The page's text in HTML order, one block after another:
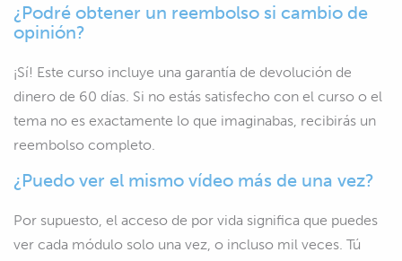
¿Podré obtener un reembolso si cambio de
opinión?
¡Sí! Este curso incluye una garantía de devolución de
dinero de 60 días. Si no estás satisfecho con el curso o el
tema no es exactamente lo que imaginabas, recibirás un
reembolso completo.
¿Puedo ver el mismo vídeo más de una vez?
Por supuesto, el acceso de por vida significa que puedes
ver cada módulo solo una vez, o incluso mil veces. Tú